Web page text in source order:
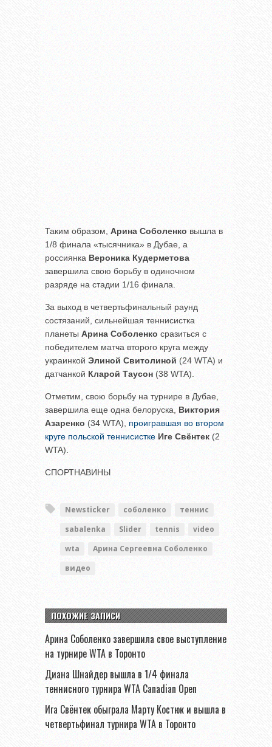
Таким образом, Арина Соболенко вышла в
1/8 финала «тысячника» в Дубае, а
россиянка Вероника Кудерметова
завершила свою борьбу в одиночном
разряде на стадии 1/16 финала.
За выход в четвертьфинальный раунд
состязаний, сильнейшая теннисистка
планеты Арина Соболенко сразиться с
победителем матча второго круга между
украинкой Элиной Свитолиной (24 WTA) и
датчанкой Кларой Таусон (38 WTA).
Отметим, свою борьбу на турнире в Дубае,
завершила еще одна белоруска, Виктория
Азаренко (34 WTA), проигравшая во втором
круге польской теннисистке Иге Свёнтек (2
WTA).
СПОРТНАВИНЫ
Newsticker соболенко
теннис
sabalenka
Slider tennis
video
wta
Арина Сергеевна Соболенко
видео
ПОХОЖИЕ ЗАПИСИ
Арина Соболенко завершила свое выступление
на турнире WTA в Торонто
Диана Шнайдер вышла в 1/4 финала
теннисного турнира WTA Canadian Open
Ига Свёнтек обыграла Марту Костюк и вышла в
четвертьфинал турнира WTA в Торонто